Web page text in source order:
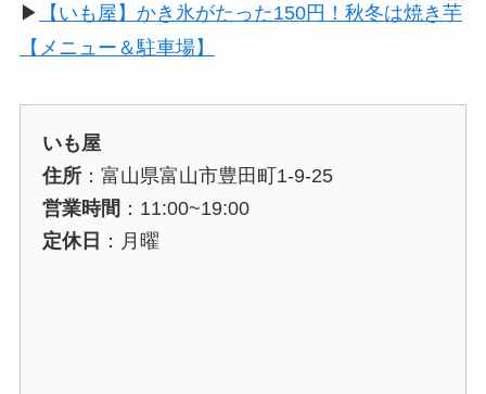
▶︎
【いも屋】かき氷がたった150円！秋冬は焼き芋
【メニュー＆駐車場】
いも屋
住所：富山県富山市豊田町1-9-25
営業時間 ：11:00~19:00
定休日 ：月曜